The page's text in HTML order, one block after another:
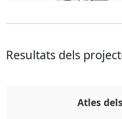
Resultats dels
Atles